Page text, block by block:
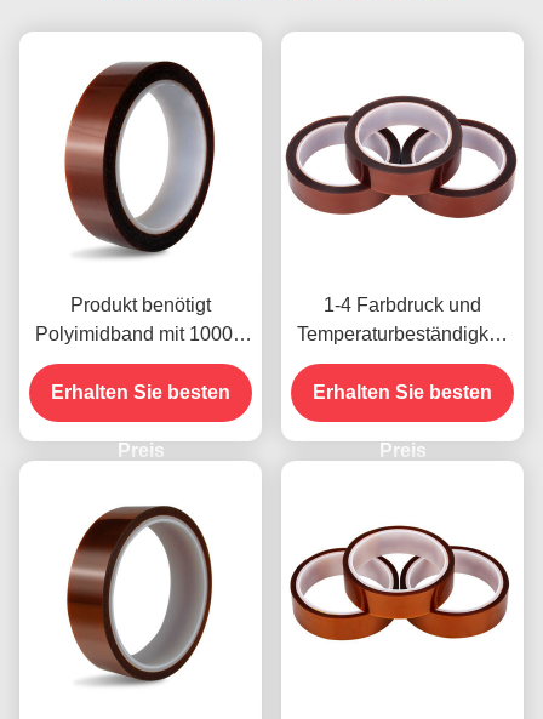
Produkt benötigt
Polyimidband mit 1000V
Spannungsfestigkeit
Erhalten Sie besten
Preis
1-4 Farbdruck und
Temperaturbeständigkeit
-10C-80C
Zahlungsmethode mit
Kreditkarte für frühere
Modelle
Erhalten Sie besten
Preis